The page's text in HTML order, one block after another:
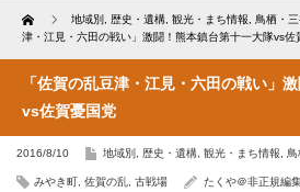
Home 地域別 歴史・遺構 観光・まち情報 鳥栖・
津・江見・六田の戦い」激闘！熊本鎮台第十一大隊vs佐
「佐賀の乱豆津・江見・六田の戦い」
vs佐賀憂国党
2016/8/10 地域別 歴史・遺構 観光・まち情報
みやき町 佐賀の乱 古戦場 たくや＠非正規編